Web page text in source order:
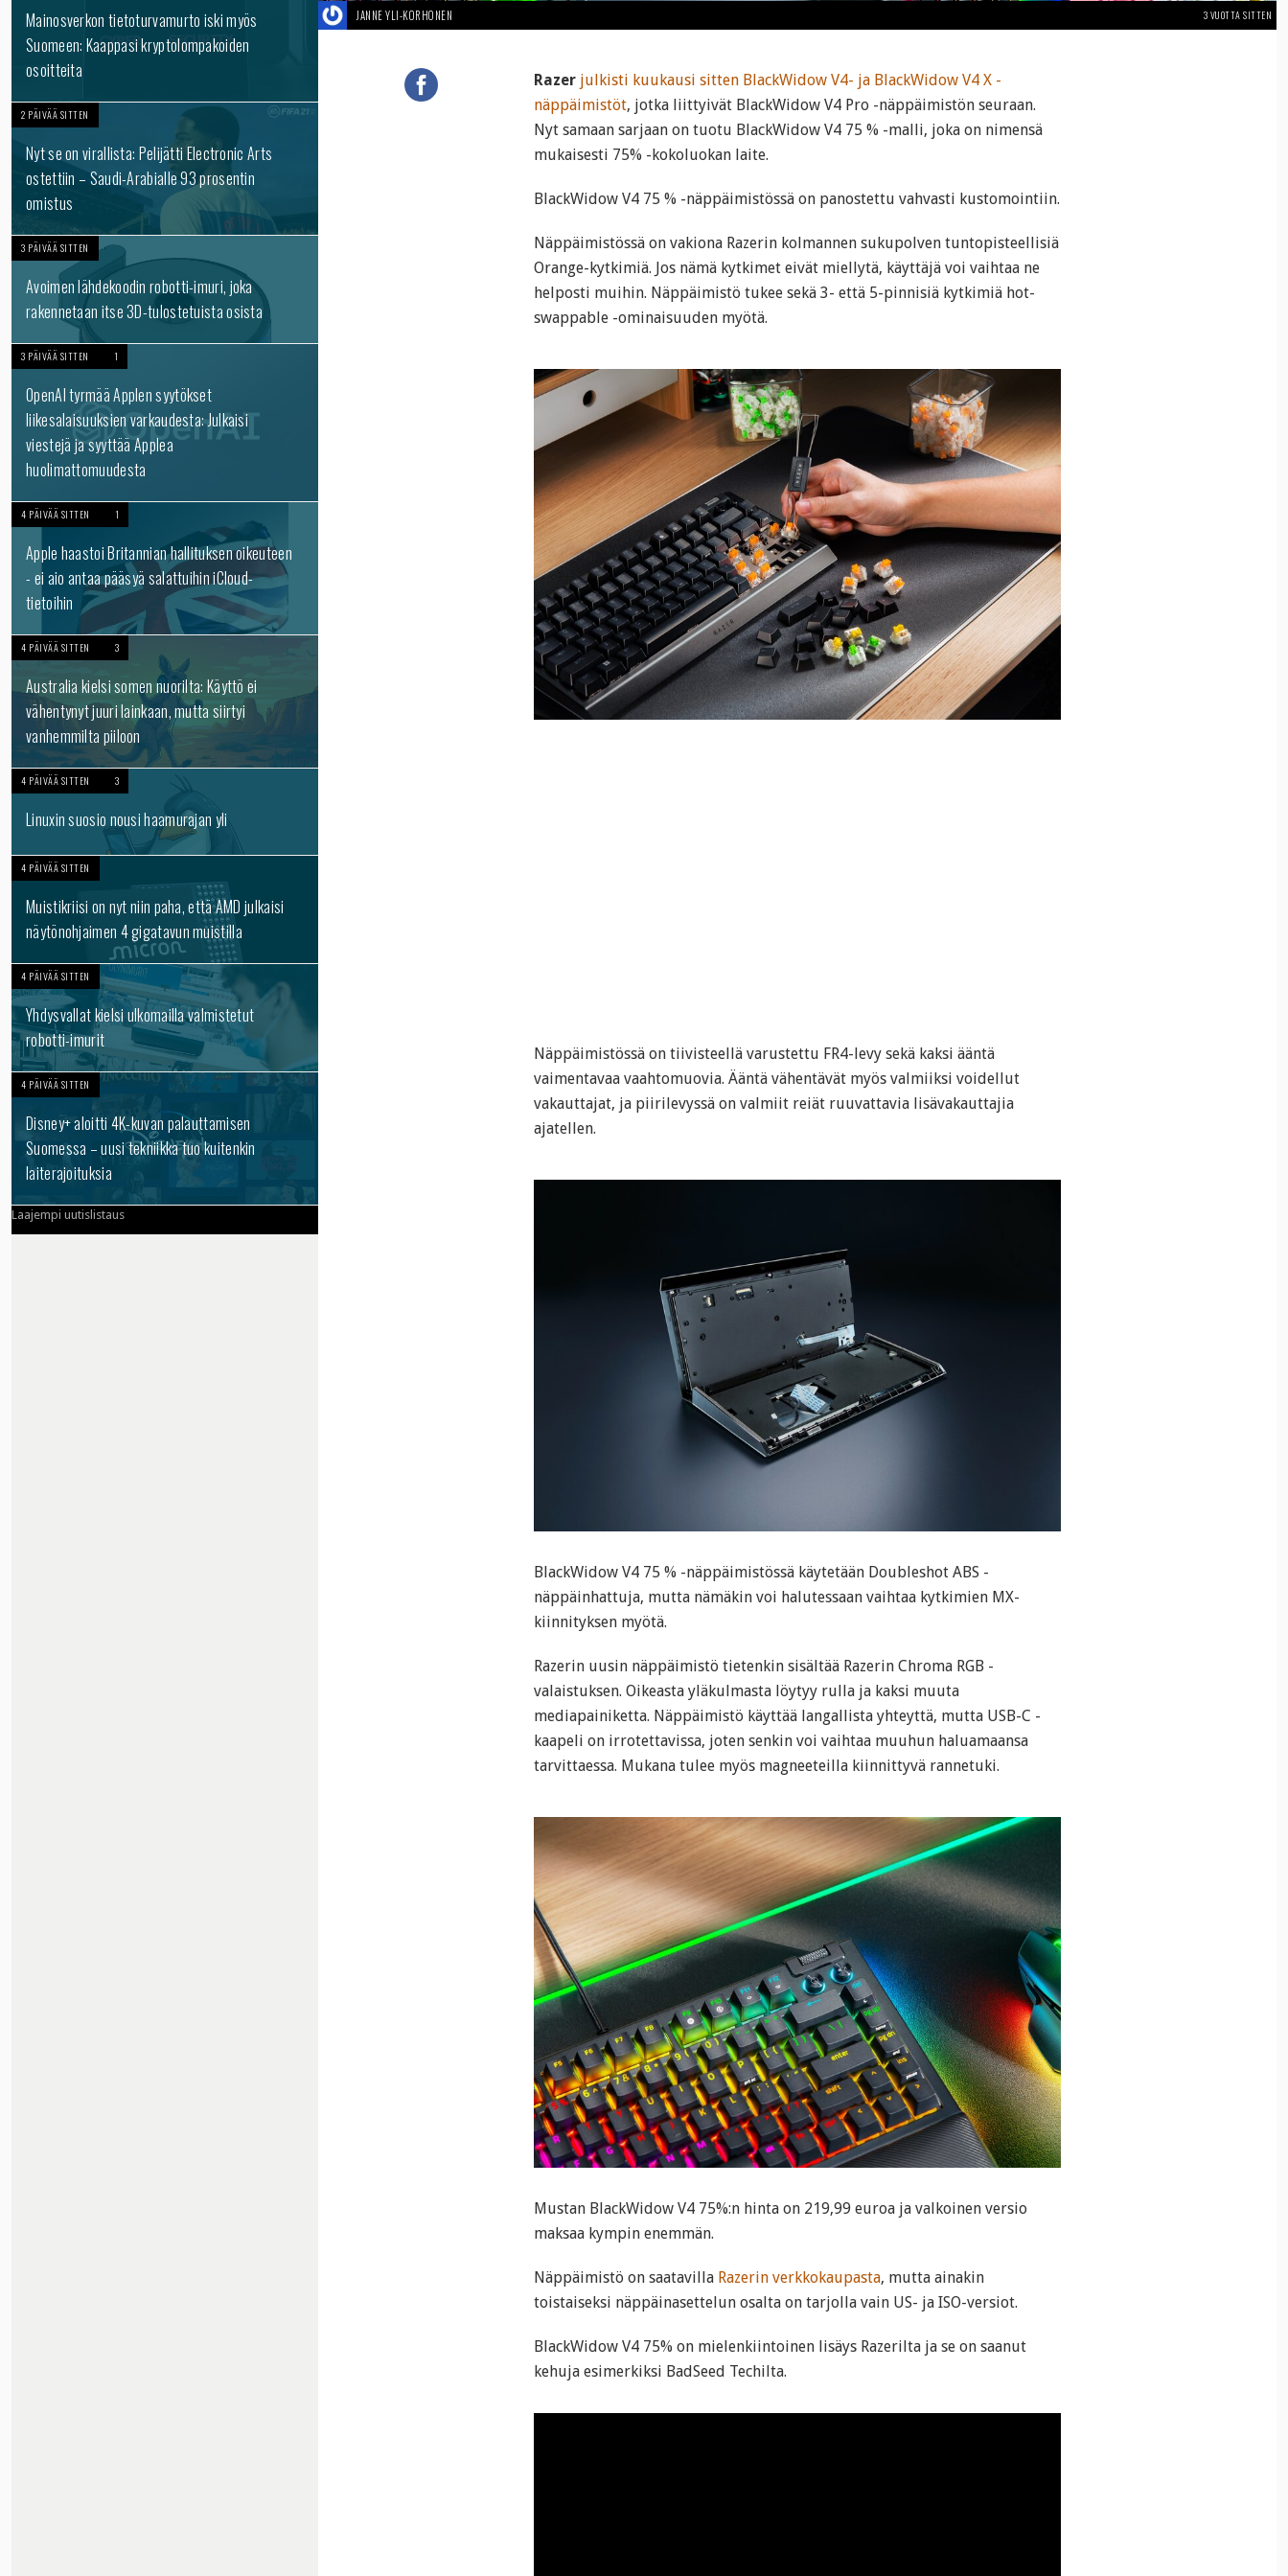
Mainosverkon tietoturvamurto iski myös
Suomeen: Kaappasi kryptolompakoiden
osoitteita
2 PÄIVÄÄ SITTEN
Nyt se on virallista: Pelijätti Electronic Arts
ostettiin – Saudi-Arabialle 93 prosentin
omistus
3 PÄIVÄÄ SITTEN
Avoimen lähdekoodin robotti-imuri, joka
rakennetaan itse 3D-tulostetuista osista
3 PÄIVÄÄ SITTEN 1
OpenAI tyrmää Applen syytökset
liikesalaisuuksien varkaudesta: Julkaisi
viestejä ja syyttää Applea
huolimattomuudesta
4 PÄIVÄÄ SITTEN 1
Apple haastoi Britannian hallituksen oikeuteen
- ei aio antaa pääsyä salattuihin iCloud-
tietoihin
4 PÄIVÄÄ SITTEN 3
Australia kielsi somen nuorilta: Käyttö ei
vähentynyt juuri lainkaan, mutta siirtyi
vanhemmilta piiloon
4 PÄIVÄÄ SITTEN 3
Linuxin suosio nousi haamurajan yli
4 PÄIVÄÄ SITTEN
Muistikriisi on nyt niin paha, että AMD julkaisi
näytönohjaimen 4 gigatavun muistilla
4 PÄIVÄÄ SITTEN
Yhdysvallat kielsi ulkomailla valmistetut
robotti-imurit
4 PÄIVÄÄ SITTEN
Disney+ aloitti 4K-kuvan palauttamisen
Suomessa – uusi tekniikka tuo kuitenkin
laiterajoituksia
Laajempi uutislistaus
JANNE YLI-KORHONEN 3 VUOTTA SITTEN
Razer julkisti kuukausi sitten BlackWidow V4- ja BlackWidow V4 X -
näppäimistöt, jotka liittyivät BlackWidow V4 Pro -näppäimistön seuraan.
Nyt samaan sarjaan on tuotu BlackWidow V4 75 % -malli, joka on nimensä
mukaisesti 75% -kokoluokan laite.
BlackWidow V4 75 % -näppäimistössä on panostettu vahvasti kustomointiin.
Näppäimistössä on vakiona Razerin kolmannen sukupolven tuntopisteellisiä
Orange-kytkimiä. Jos nämä kytkimet eivät miellytä, käyttäjä voi vaihtaa ne
helposti muihin. Näppäimistö tukee sekä 3- että 5-pinnisiä kytkimiä hot-
swappable -ominaisuuden myötä.
Näppäimistössä on tiivisteellä varustettu FR4-levy sekä kaksi ääntä
vaimentavaa vaahtomuovia. Ääntä vähentävät myös valmiiksi voidellut
vakauttajat, ja piirilevyssä on valmiit reiät ruuvattavia lisävakauttajia
ajatellen.
BlackWidow V4 75 % -näppäimistössä käytetään Doubleshot ABS -
näppäinhattuja, mutta nämäkin voi halutessaan vaihtaa kytkimien MX-
kiinnityksen myötä.
Razerin uusin näppäimistö tietenkin sisältää Razerin Chroma RGB -
valaistuksen. Oikeasta yläkulmasta löytyy rulla ja kaksi muuta
mediapainiketta. Näppäimistö käyttää langallista yhteyttä, mutta USB-C -
kaapeli on irrotettavissa, joten senkin voi vaihtaa muuhun haluamaansa
tarvittaessa. Mukana tulee myös magneeteilla kiinnittyvä rannetuki.
Mustan BlackWidow V4 75%:n hinta on 219,99 euroa ja valkoinen versio
maksaa kympin enemmän.
Näppäimistö on saatavilla Razerin verkkokaupasta, mutta ainakin
toistaiseksi näppäinasettelun osalta on tarjolla vain US- ja ISO-versiot.
BlackWidow V4 75% on mielenkiintoinen lisäys Razerilta ja se on saanut
kehuja esimerkiksi BadSeed Techilta.